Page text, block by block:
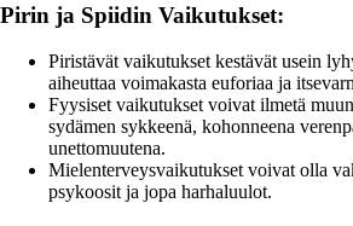
Pirin ja Spiidin Vaikutukset:
Piristävät vaikutukset kestävät usein
aiheuttaa voimakasta euforiaa ja
Fyysiset vaikutukset voivat ilmetä
sydämen sykkeenä, kohonneena
unettomuutena.
Mielenterveysvaikutukset voivat olla
psykoosit ja jopa harhaluulot.